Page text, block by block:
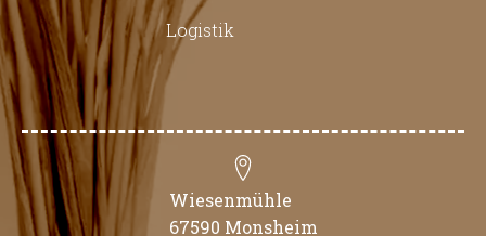
Logistik
Wiesenmühle
67590 Monsheim